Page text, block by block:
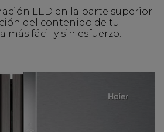
LED en la parte superior
del contenido de tu
más fácil y sin esfuerzo.